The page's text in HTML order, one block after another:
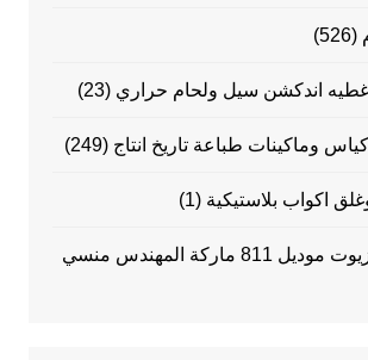
(526)
اندكشن سيل ولحام حراري (23)
وماكينات طباعة تاريخ انتاج (249)
اكواب بلاستيكية (1)
ماركة المهندس منسي